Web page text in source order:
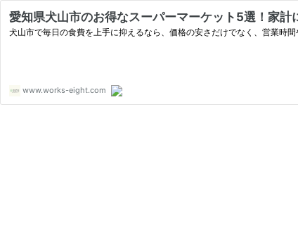
愛知県犬山市のお得なスーパーマーケット5選！家計
犬山市で毎日の食費を上手に抑えるなら、価格の安さだけでなく、営業時
www.works-eight.com